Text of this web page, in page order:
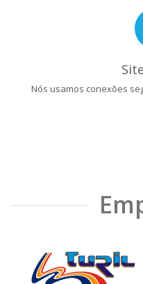
Nós usamos conexões
❮